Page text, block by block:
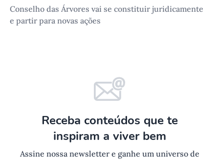
Conselho das Árvores vai se constituir juridicamente
e partir para novas ações
Receba conteúdos que te
inspiram a viver bem
Assine nossa newsletter e ganhe um universo de